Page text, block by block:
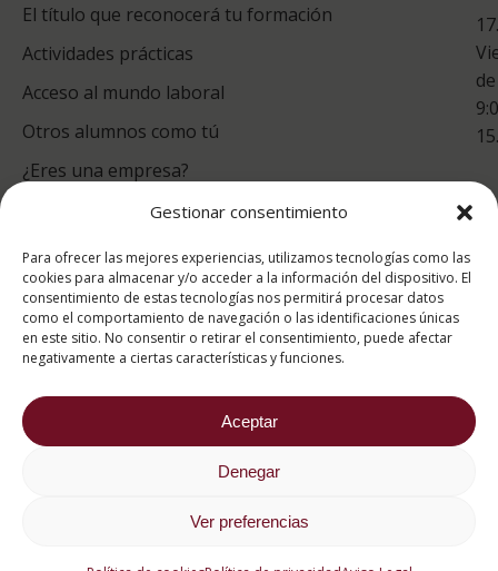
Gestionar consentimiento
Para ofrecer las mejores experiencias, utilizamos tecnologías como las
cookies para almacenar y/o acceder a la información del dispositivo. El
consentimiento de estas tecnologías nos permitirá procesar datos
como el comportamiento de navegación o las identificaciones únicas
en este sitio. No consentir o retirar el consentimiento, puede afectar
negativamente a ciertas características y funciones.
Aceptar
Denegar
Ver preferencias
El título que reconocerá tu formación
Actividades prácticas
Acceso al mundo laboral
Otros alumnos como tú
¿Eres una empresa?
de
puntuación para ESAH
9.4/10
basado en1331
Valoraciones soportado por
eKomi
2026 ® Estudios Superiores Abiertos de Hostelería
Aviso Legal
Política de cookies